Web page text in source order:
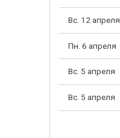
Вс. 12 апреля
Пн. 6 апреля
Вс. 5 апреля
Вс. 5 апреля